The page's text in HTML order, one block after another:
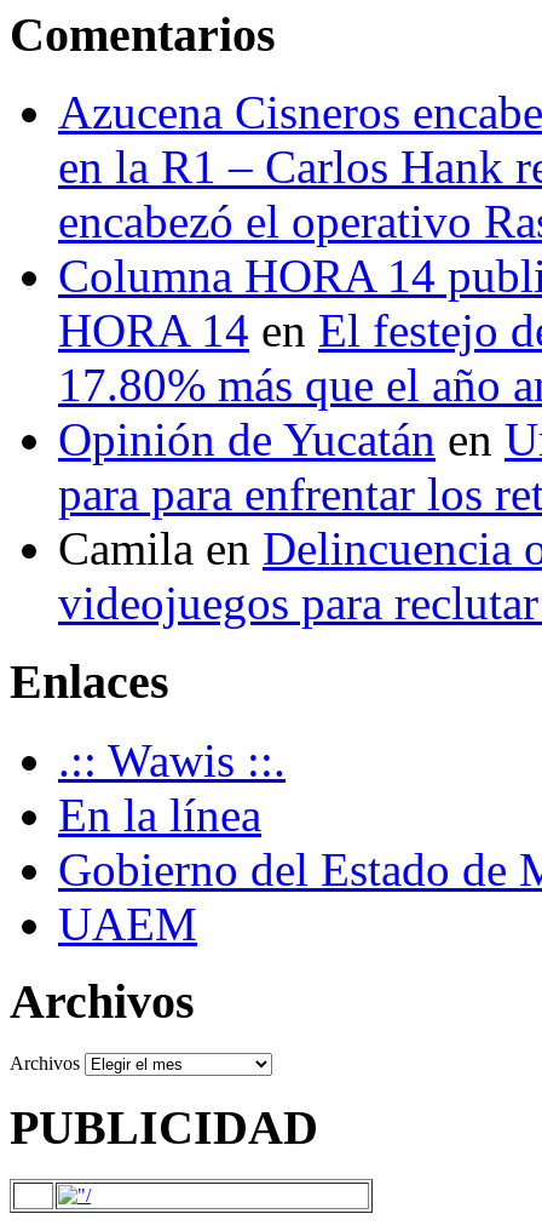
Comentarios
Azucena Cisneros
en la R1 – Carlos Hank
encabezó el operativo
Columna HORA 14
HORA 14 en El festejo
17.80% más que el año
Opinión de Yucatán en
para para enfrentar los
Camila en Delincuencia
videojuegos para
Enlaces
.:: Wawis ::.
En la línea
Gobierno del Estado de
UAEM
Archivos
Archivos
PUBLICIDAD